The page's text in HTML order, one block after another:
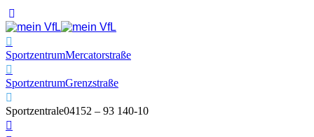
SportzentrumMercatorstraße
SportzentrumGrenzstraße
Sportzentrale04152 – 93 140-10